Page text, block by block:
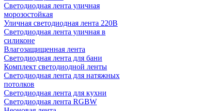
Светодиодная лента уличная
морозостойкая
Уличная светодиодная лента 220В
Светодиодная лента уличная в
силиконе
Влагозащищенная лента
Светодиодная лента для бани
Комплект светодиодной ленты
Светодиодная лента для натяжных
потолков
Светодиодная лента для кухни
Светодиодная лента RGBW